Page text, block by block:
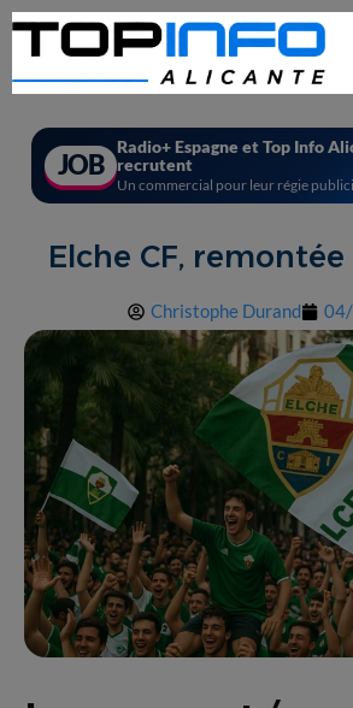
JOB
Radio+ Espagne et Top Info
recrutent
Un commercial pour leur régie
Elche CF, remontée
Christophe Durand